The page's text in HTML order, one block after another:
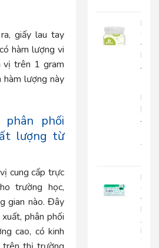
giấy lau tay
hàm lượng vi
vị trên 1 gram
hàm lượng này
phối
lượng từ
cung cấp trực
trường học,
gian nào. Đây
phân phối
cao, có kinh
Khăn
Giấy
Đa
20-
Lớp
|
Khăn
Giấy
Đa
An
20-